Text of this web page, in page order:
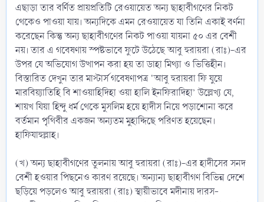
এছাড়া তার বর্ণিত প্রায়প্রতিটি রেওয়ায়েত অন্য ছাহাবীগণের নিকট
থেকেও পাওয়া যায়। অন্যদিকে এমন রেওয়ায়েত যা তিনি একাই বর্ণনা
করেছেন কিন্তু অন্য ছাহাবীগণের নিকট পাওয়া যায়না ৫০ এর বেশী
নয়। তার এ গবেষণায় স্পষ্টভাবে ফুটে উঠেছে আবু হুরায়রা (রাঃ)-এর
উপর যে অভিযোগ উত্থাপন করা হয় তা ডাহা মিথ্যা ও ভিত্তিহীন।
বিস্তারিত দেখুন তার মাস্টার্স গবেষণাপত্র 'আবু হুরায়রা ফি যুয়ে
মারবিয়্যাতিহি বি শাওয়াহিদিহা ওয়া হালি ইনফিরাদিহা’ উল্লেখ্য যে,
শায়খ যিয়া হিন্দু ধর্ম থেকে মুসলিম হয়ে হাদীস নিয়ে পড়াশোনা করে
বর্তমান পৃথিবীর একজন অন্যতম মুহাদ্দিছে পরিণত হয়েছেন।
হাফিযাহুল্লাহ।
(খ) অন্য ছাহাবীগণের তুলনায় আবু হুরায়রা (রাঃ)-এর হাদীসের সনদ
বেশী হওয়ার পিছনেও কারণ রয়েছে। অন্যান্য ছাহাবীগণ বিভিন্ন দেশে
ছড়িয়ে পড়লেও আবু হুরায়রা (রাঃ) স্থায়ীভাবে মদীনায় দারস-